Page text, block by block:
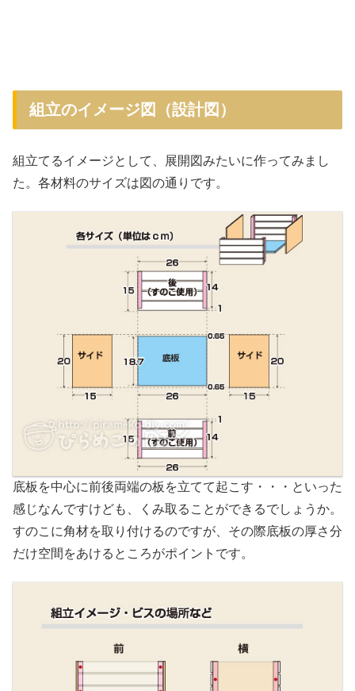
組立のイメージ図（設計図）
組立てるイメージとして、展開図みたいに作ってみまし
た。各材料のサイズは図の通りです。
底板を中心に前後両端の板を立てて起こす・・・といった
感じなんですけども、くみ取ることができるでしょうか。
すのこに角材を取り付けるのですが、その際底板の厚さ分
だけ空間をあけるところがポイントです。